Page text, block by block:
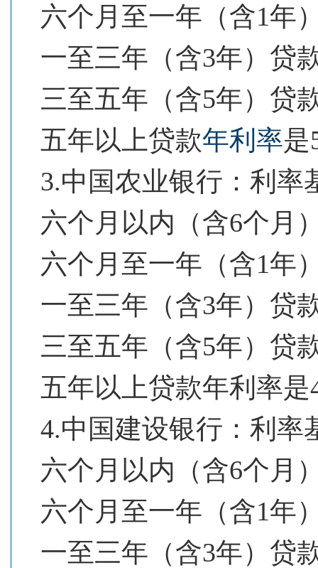
六个月至一年（含1年
一至三年（含3年）贷
三至五年（含5年）贷
五年以上贷款年利率是
3.中国农业银行：利率
六个月以内（含6个月
六个月至一年（含1年
一至三年（含3年）贷
三至五年（含5年）贷
五年以上贷款年利率是
4.中国建设银行：利率
六个月以内（含6个月
六个月至一年（含1年
一至三年（含3年）贷